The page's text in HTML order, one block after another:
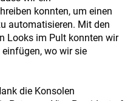
konnten, um einen
automatisieren. Mit den
Looks im Pult konnten wir
wo wir sie
die Konsolen